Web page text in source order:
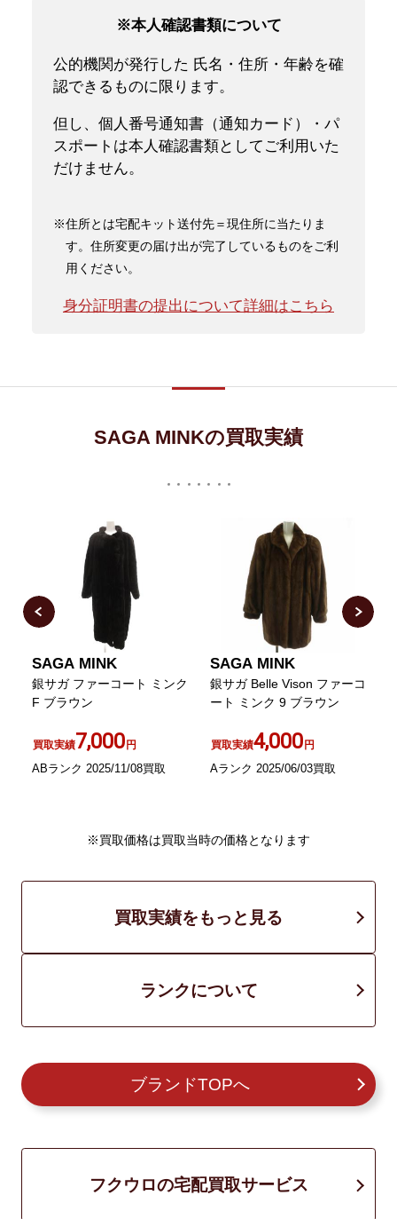
※本人確認書類について
公的機関が発行した 氏名・住所・年齢を確
認できるものに限ります。
但し、個人番号通知書（通知カード）・パ
スポートは本人確認書類としてご利用いた
だけません。
※住所とは宅配キット送付先＝現住所に当たりま
す。住所変更の届け出が完了しているものをご利
用ください。
身分証明書の提出について詳細はこちら
SAGA MINKの買取実績
SAGA MINK
銀サガ ファーコート ミンク
F ブラウン
買取実績7,000円
ABランク 2025/11/08買取
SAGA MINK
銀サガ Belle Vison ファーコ
ート ミンク 9 ブラウン
買取実績4,000円
Aランク 2025/06/03買取
※買取価格は買取当時の価格となります
買取実績をもっと見る
ランクについて
ブランドTOPへ
フクウロの宅配買取サービス